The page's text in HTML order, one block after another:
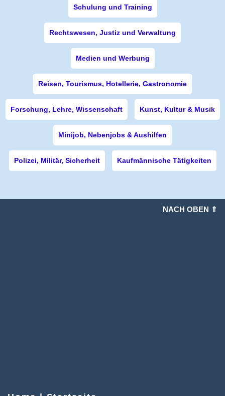
Schulung und Training
Rechtswesen, Justiz und Verwaltung
Medien und Werbung
Reisen, Tourismus, Hotellerie, Gastronomie
Forschung, Lehre, Wissenschaft Kunst, Kultur & Musik
Minijob, Nebenjobs & Aushilfen
Polizei, Militär, Sicherheit Kaufmännische Tätigkeiten
NACH OBEN ⇑